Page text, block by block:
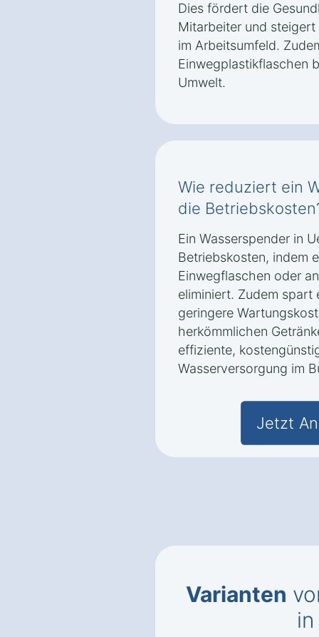
Dies fördert die
Mitarbeiter und
im Arbeitsumfeld.
Einwegplastikflaschen
Umwelt.
Wie reduziert ein
die
Ein Wasserspender in
Betriebskosten, indem
Einwegflaschen oder
eliminiert. Zudem spart
geringere
herkömmlichen
effiziente,
Wasserversorgung im
Jetzt
Varianten